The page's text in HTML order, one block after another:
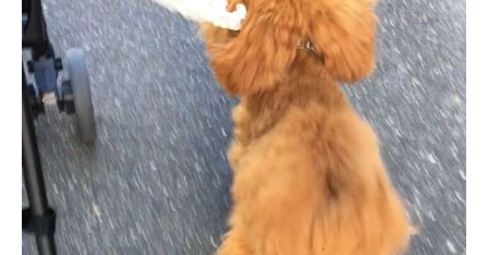
閉じる
pecodogs
いぬ部をフォロー
pecocats
ねこ部をフォロー
アプリで開く